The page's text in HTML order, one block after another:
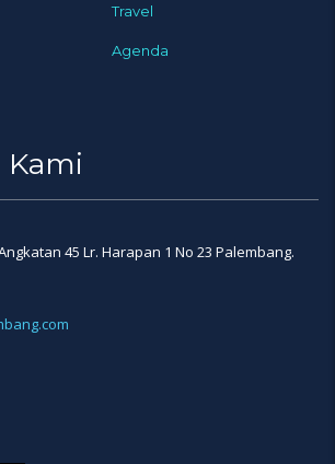
Travel
Agenda
45 Lr. Harapan 1 No 23 Palembang.